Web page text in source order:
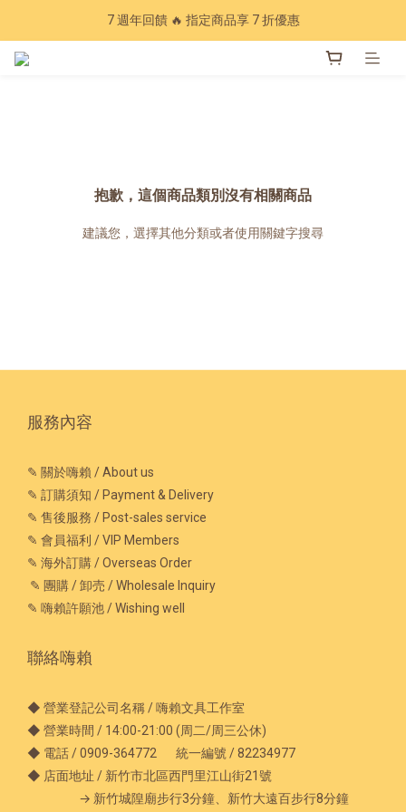
Have a nice trip 🧳 2027手帳季 準備登場
7 週年回饋 🔥 指定商品享 7 折優惠
加入會員下單現領20元折扣，年累計消費滿3600再享97折💰
抱歉，這個商品類別沒有相關商品
建議您，選擇其他分類或者使用關鍵字搜尋
服務內容
✎ 關於嗨賴 / About us
✎ 訂購須知 / Payment & Delivery
✎ 售後服務 / Post-sales service
✎ 會員福利 / VIP Members
✎ 海外訂購 / Overseas Order
✎ 團購 / 卸売 / Wholesale Inquiry
✎ 嗨賴許願池 / Wishing well
聯絡嗨賴
◆ 營業登記公司名稱 / 嗨賴文具工作室
◆ 營業時間 / 14:00-21:00 (周二/周三公休)
◆ 電話 / 0909-364772 統一編號 / 82234977
◆ 店面地址 / 新竹市北區西門里江山街21號
→ 新竹城隍廟步行3分鐘、新竹大遠百步行8分鐘